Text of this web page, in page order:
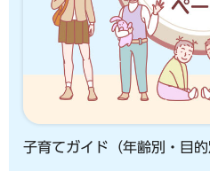
子育てガイド（年齢別・目的